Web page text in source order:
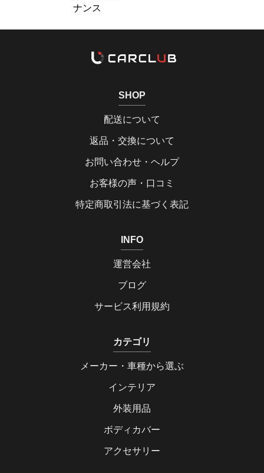
ナンス
SHOP
配送について
返品・交換について
お問い合わせ・ヘルプ
お客様の声・口コミ
特定商取引法に基づく表記
INFO
運営会社
ブログ
サービス利用規約
カテゴリ
メーカー・車種から選ぶ
インテリア
外装用品
ボディカバー
アクセサリー